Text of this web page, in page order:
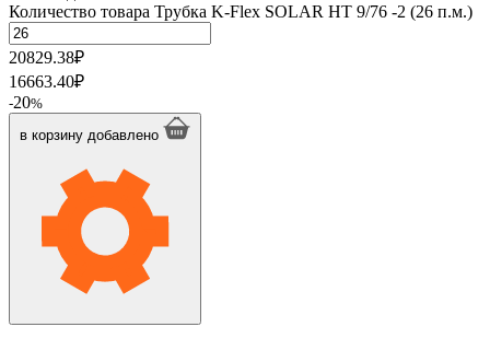
Количество товара Трубка K-Flex SOLAR HT 9/76 -2 (26 п.м.)
20829.38₽
16663.40₽
-20%
в корзину добавлено